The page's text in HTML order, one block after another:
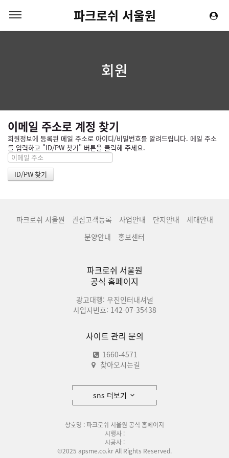
파크로쉬 서울원
회원
이메일 주소로 계정 찾기
회원정보에 등록된 메일 주소로 아이디/비밀번호를 알려드립니다. 메일 주소
를 입력하고 "ID/PW 찾기" 버튼을 클릭해 주세요.
파크로쉬 서울원 관심고객등록 사업안내 단지안내
세대안내
분양안내
홍보센터
파크로쉬 서울원
공식 홈페이지
광고대행: 우진인터내셔널
사업자번호: 142-07-35438
사이트 관리 문의
1660-4571
찾아오시는길
sns 더보기
상호명 : 파크로쉬 서울원 공식 홈페이지
시행사 :
시공사 :
©2025 apsme.co.kr All Rights Reserved.